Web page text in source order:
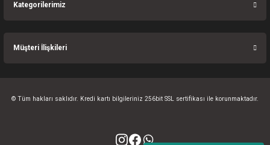
Kategorilerimiz
Müşteri İlişkileri
© Tüm hakları saklıdır. Kredi kartı bilgileriniz 256bit SSL sertifikası ile korunmaktadır.